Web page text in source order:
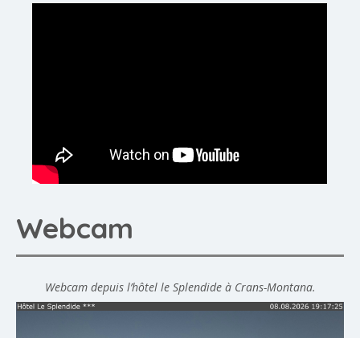
Webcam
Webcam depuis l’hôtel le Splendide à Crans-Montana.